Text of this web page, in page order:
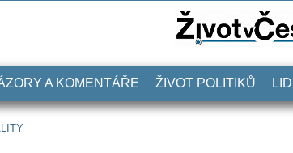
A KOMENTÁŘE ŽIVOT POLITIKŮ